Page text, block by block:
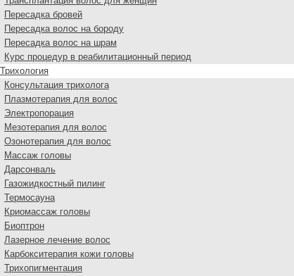
Пересадка бровей
Пересадка волос на бороду
Пересадка волос на шрам
Курс процедур в реабилитационный период
Трихология
Консультация трихолога
Плазмотерапия для волос
Электропорация
Мезотерапия для волос
Озонотерапия для волос
Массаж головы
Дарсонваль
Газожидкостный пилинг
Термосауна
Криомассаж головы
Биоптрон
Лазерное лечение волос
Карбокситерапия кожи головы
Трихопигментация